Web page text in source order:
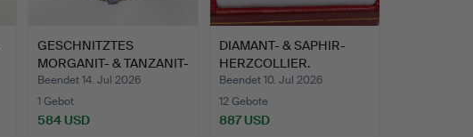
GESCHNITZTES
MORGANIT- & TANZANIT-
Collier.
Beendet 14. Jul 2026
1 Gebot
584 USD
DIAMANT- & SAPHIR-
HERZCOLLIER.
Beendet 10. Jul 2026
12 Gebote
887 USD